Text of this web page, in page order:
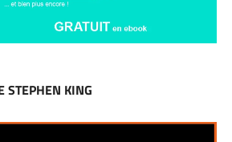
STEPHEN KING